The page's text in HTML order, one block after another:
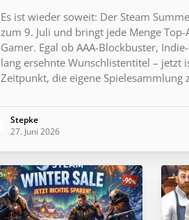
Es ist wieder soweit: Der Steam
zum 9. Juli und bringt jede Menge Top-
Gamer. Egal ob AAA-Blockbuster,
lang ersehnte Wunschlistentitel – jetzt
Zeitpunkt, die eigene Spielesammlung
Stepke
27. Juni 2026